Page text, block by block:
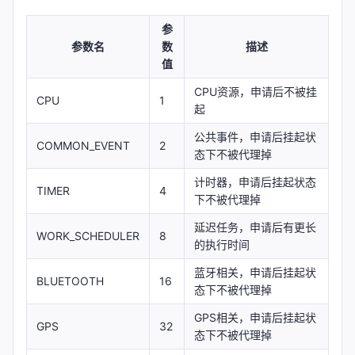
参数名
参
数
值
描述
CPU 1
CPU资源，申请后不被挂
起
COMMON_EVENT 2
公共事件，申请后挂起状
态下不被代理掉
TIMER 4
计时器，申请后挂起状态
下不被代理掉
WORK_SCHEDULER 8
延迟任务，申请后有更长
的执行时间
BLUETOOTH 16
蓝牙相关，申请后挂起状
态下不被代理掉
GPS 32
GPS相关，申请后挂起状
态下不被代理掉